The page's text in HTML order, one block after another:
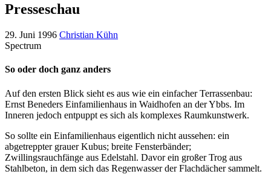
Presseschau
29. Juni 1996 Christian Kühn
Spectrum
So oder doch ganz anders
Auf den ersten Blick sieht es aus wie ein einfacher Terrassenbau:
Ernst Beneders Einfamilienhaus in Waidhofen an der Ybbs. Im
Inneren jedoch entpuppt es sich als komplexes Raumkunstwerk.
So sollte ein Einfamilienhaus eigentlich nicht aussehen: ein
abgetreppter grauer Kubus; breite Fensterbänder;
Zwillingsrauchfänge aus Edelstahl. Davor ein großer Trog aus
Stahlbeton, in dem sich das Regenwasser der Flachdächer sammelt.